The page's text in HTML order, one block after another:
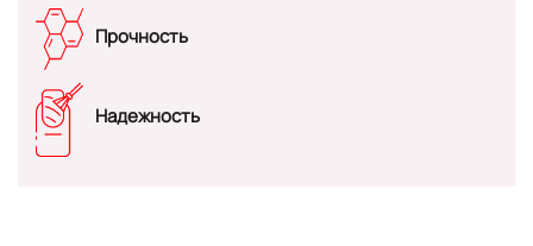
Прочность
Надежность